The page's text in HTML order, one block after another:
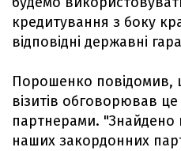
кредитування з боку
відповідні державні
Порошенко повідомив,
візитів обговорював
партнерами. "Знайдено
наших закордонних